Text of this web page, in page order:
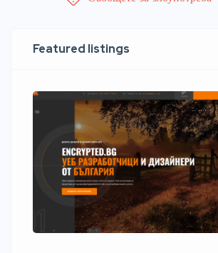
Featured listings